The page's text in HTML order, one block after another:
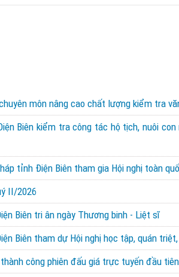
môn nâng cao chất lượng kiểm tra
Biên kiểm tra công tác hộ tịch, nuôi
tỉnh Điện Biên tham gia Hội nghị toàn
II/2026
Biên tri ân ngày Thương binh - Liệt sĩ
Biên tham dự Hội nghị học tập, quán
công phiên đấu giá trực tuyến đầu